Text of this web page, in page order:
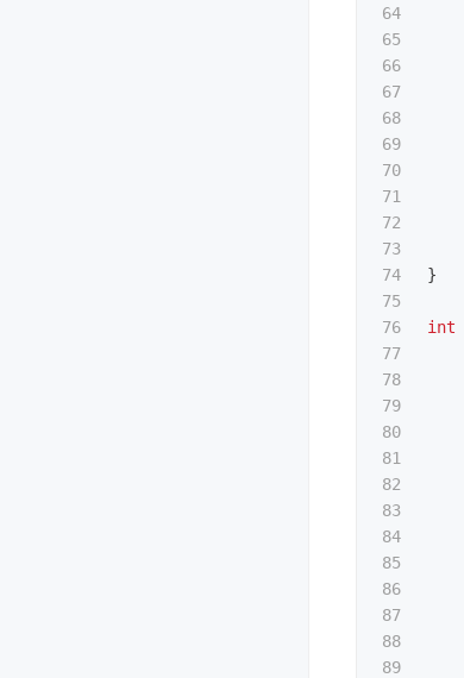
64
65
66
67
68
69
70
71
72
73
74
75
76
77
78
79
80
81
82
83
84
85
86
87
88
89
}
int